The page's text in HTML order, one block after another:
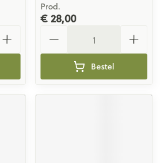
Prod.
€ 28,00
Bestel